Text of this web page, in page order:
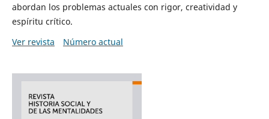
abordan los problemas actuales con rigor, creatividad y
espíritu crítico.
Ver revista
Número actual